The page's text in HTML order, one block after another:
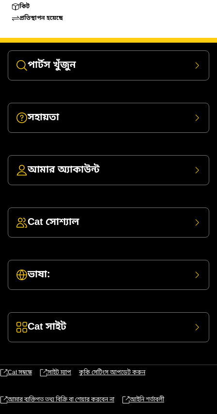
কিট
প্রতিস্থাপন হয়েছে
পার্টস খুঁজুন
সহায়তা
আমার অ্যাকাউন্ট
Cat সোশ্যাল
ভাষা:
Cat সাইট
Cat সম্বন্ধে সাইট ম্যাপ কুকি সেটিংস আপডেট করুন
আমার ব্যক্তিগত তথ্য বিক্রি বা শেয়ার করবেন না আইনি শর্তাবলী